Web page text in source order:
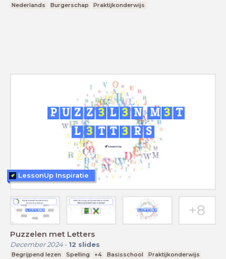
Nederlands Burgerschap Praktijkonderwijs
Puzzelen met Letters
December 2024- 12 slides
Begrijpend lezen Spelling +4 Basisschool
Praktijkonderwijs
LessonUp Inspiratie